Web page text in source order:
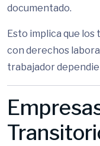
documentado.
Esto implica que
con derechos
trabajador